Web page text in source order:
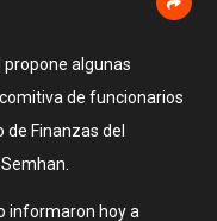
propone algunas
de funcionarios
Finanzas del
informaron hoy a